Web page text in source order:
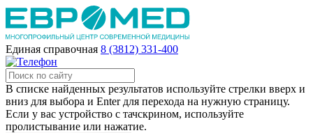
Единая справочная 8 (3812) 331-400
В списке найденных результатов используйте стрелки вверх и
вниз для выбора и Enter для перехода на нужную страницу.
Если у вас устройство с тачскрином, используйте
пролистывание или нажатие.